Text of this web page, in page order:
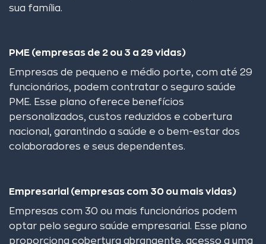
sua família.
PME (empresas de 2 ou 3 a 29 vidas)
Empresas de pequeno e médio porte, com até 29
funcionários, podem contratar o seguro saúde
PME. Esse plano oferece benefícios
personalizados, custos reduzidos e cobertura
nacional, garantindo a saúde e o bem-estar dos
colaboradores e seus dependentes.
Empresarial (empresas com 30 ou mais vidas)
Empresas com 30 ou mais funcionários podem
optar pelo seguro saúde empresarial. Esse plano
proporciona cobertura abrangente, acesso a uma